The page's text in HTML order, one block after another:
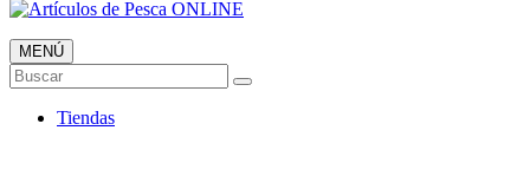
Artículos de Pesca ONLINE
Envió 24/7!!!
MENÚ
Buscar
Tiendas